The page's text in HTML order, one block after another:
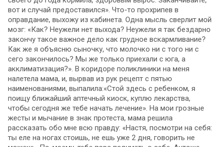
вот и случай предоставился». Что-то прохрипев в
оправдание, выхожу из кабинета. Одна мысль сверлит мой
мозг: «Как? Неужели нет выхода? Неужели я так бездарно
закончу такое важное дело как грудное вскармливание?
Как же я объясню сыночку, что молочко ни с того ни с
сего закончилось? Мы же только приехали с юга, а
акклиматизация?». В коридоре поликлиники на меня
налетела мама, и, вырвав из рук рецепт с пятью
наименованиями, выпалила:«Стой здесь с ребенком, я
поищу ближайший аптечный киоск, куплю лекарства,
чтобы сегодня же тебе начать лечение». На мои грозные
жесты и мычание в знак протеста, мама решила
рассказать обо мне всю правду: «Настя, посмотри на себя:
ты еле на ногах стоишь, не ешь уже 2 дня, говорить не